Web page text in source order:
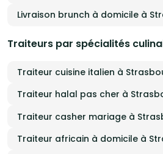
Livraison brunch à domicile à
Traiteurs par spécialités
Traiteur cuisine italien à
Traiteur halal pas cher à
Traiteur casher mariage à
Traiteur africain à domicile à